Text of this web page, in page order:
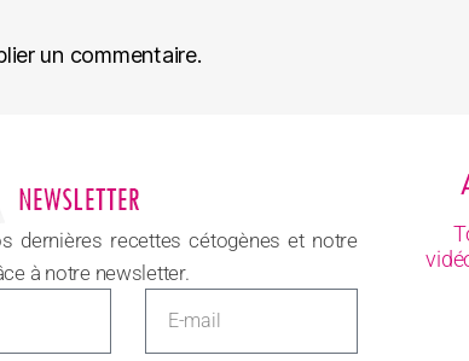
un commentaire.
dernières recettes cétogènes et notre
à notre newsletter.